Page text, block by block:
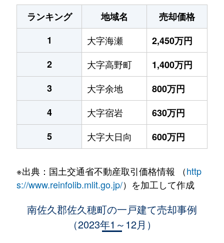
ランキング
地域名
売却価格
1
大字海瀬
2,450万円
2
大字高野町
1,400万円
3
大字余地
800万円
4
大字宿岩
630万円
5
大字大日向 600万円
※出典：国土交通省不動産取引価格情報 （http
s://www.reinfolib.mlit.go.jp/）を加工して作成
南佐久郡佐久穂町の一戸建て売却事例
（2023年1～12月）